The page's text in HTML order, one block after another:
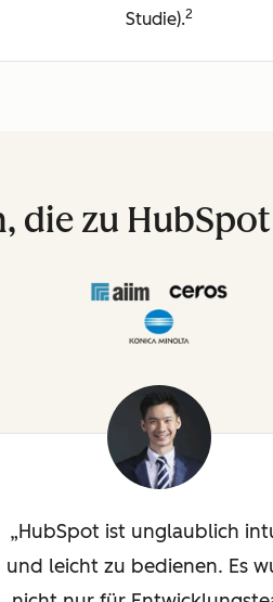
Studie).2
die zu
HubSpot ist unglaublich
und leicht zu bedienen. Es